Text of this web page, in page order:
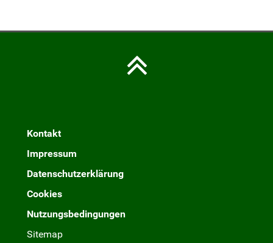
Kontakt
Impressum
Datenschutzerklärung
Cookies
Nutzungsbedingungen
Sitemap